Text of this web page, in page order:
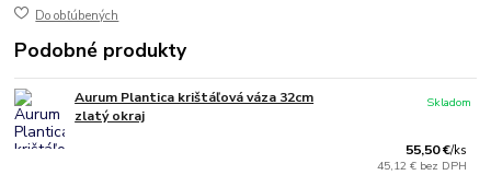
Do obľúbených
Podobné produkty
Aurum Plantica krištáľová váza 32cm
zlatý okraj
55,50 €/ks
45,12 € bez DPH
Skladom